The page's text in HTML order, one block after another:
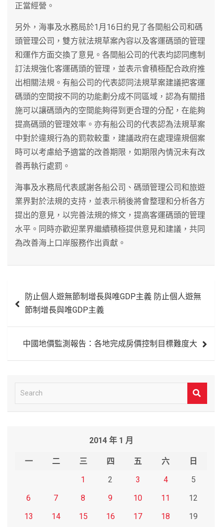
正當經營。
另外，海事及水務局於1月16日約見了各間船公司和碼
頭管理公司，雙方就法規草案內容以及客運碼頭的管理
和運作方面交換了意見。各間船公司的代表均認同應制
訂法規強化客運碼頭的管理，並表示會積極配合政府推
出相關法規。有船公司的代表認同法規草案建議把客運
碼頭的空間按不同的功能劃分成不同區域，認為有關措
施可以讓碼頭內的空間能夠得到更合理的分配，在能夠
提高碼頭的管理效率。亦有船公司的代表認為法規草案
中對於違規行為的罰款較重，建議政府在處理違規個案
時可以考慮給予適當的改善期限，如期限內情況未有改
善再執行處罰。
海事及水務局代表感謝各船公司、碼頭管理公司和旅遊
業界對於法規的支持，並表示稍後將會整理和分析各方
提出的意見，以完善法規的條文，提高客運碼頭的管理
水平。同時亦歡迎業界繼續積極提供意見和建議，共同
為改善海上口岸服務作出貢獻。
章
防止個人遊無節制增長與唯GDP主義 防止個人遊無
節制增長與唯GDP主義
中國地價監測報告：各地完成房價控制目標難度大
e
2014 年 1 月
一 二 三 四 五 六
日
1
2 3 4
5
6
7 8 9 10 11
12
13
14 15 16 17 18
19